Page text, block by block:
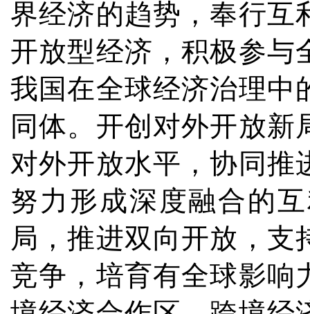
界经济的趋势，奉行互
开放型经济，积极参与
我国在全球经济治理中
同体。开创对外开放
对外开放水平，协同推
努力形成深度融合的
局，推进双向开放，支
竞争，培育有全球影响